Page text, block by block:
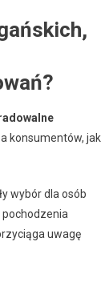
konsumentów, jak
wybór dla osób
pochodzenia
uwagę